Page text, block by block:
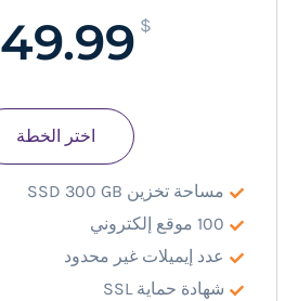
$
49.99
مساحة تخزين SSD 300 GB
100 موقع إلكتروني
عدد إيميلات غير محدود
شهادة حماية SSL
اختر الخطة